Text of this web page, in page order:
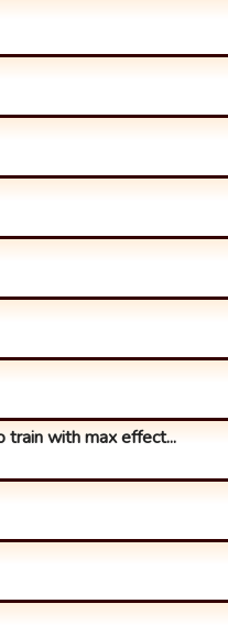
train with max effect...